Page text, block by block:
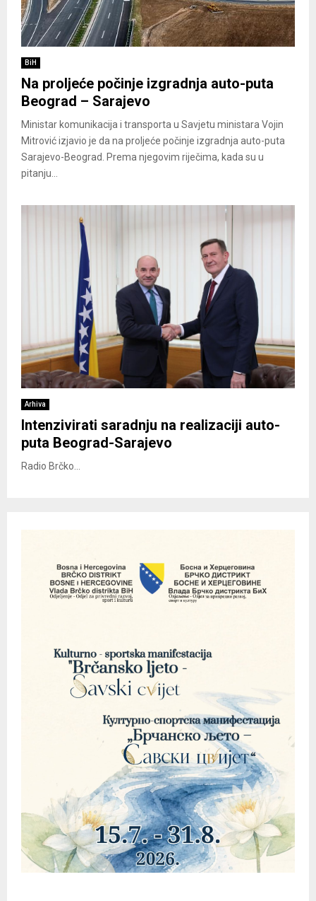
BiH
Na proljeće počinje izgradnja auto-puta
Beograd – Sarajevo
Ministar komunikacija i transporta u Savjetu ministara Vojin
Mitrović izjavio je da na proljeće počinje izgradnja auto-puta
Sarajevo-Beograd. Prema njegovim riječima, kada su u
pitanju...
Arhiva
Intenzivirati saradnju na realizaciji auto-
puta Beograd-Sarajevo
Radio Brčko...